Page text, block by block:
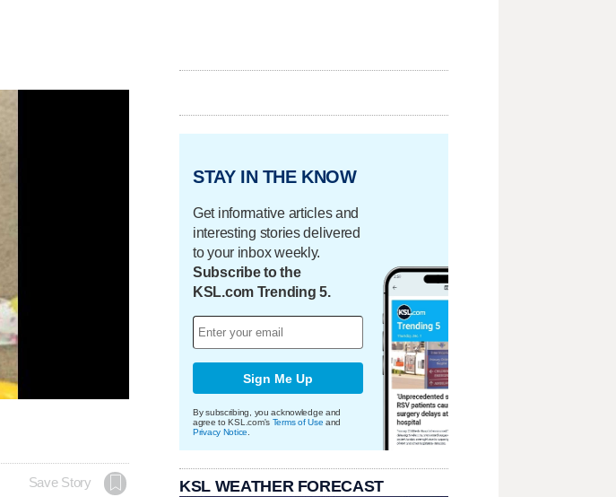
Save Story
STAY IN THE KNOW
Get informative articles and
interesting stories delivered
to your inbox weekly.
Subscribe to the
KSL.com Trending 5.
Sign Me Up
By subscribing, you acknowledge and
agree to KSL.com's Terms of Use and
Privacy Notice
KSL WEATHER FORECAST